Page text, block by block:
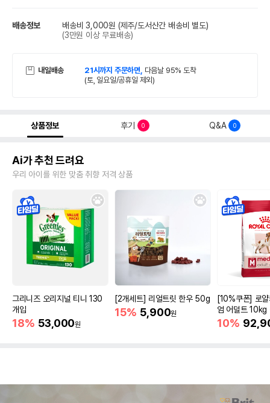
배송정보 배송비 3,000원 (제주/도서산간 배송비 별도)
(3만원 이상 무료배송)
내일배송 21시까지 주문하면, 다음날 95% 도착
(토, 일요일/공휴일 제외)
상품정보 후기 0 Q&A 0
Ai가 추천 드려요
우리 아이를 위한 맞춤 취향 저격 상품
그리니즈 오리지널 티니 130
개입
18% 53,000원
[2개세트] 리얼트릿 한우 50g
15% 5,900원
[10%쿠폰] 로
엄 어덜트 10kg
증진
10%